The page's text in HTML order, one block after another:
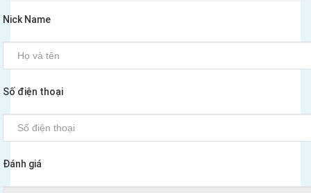
Nick Name
Số điện thoại
Đánh giá